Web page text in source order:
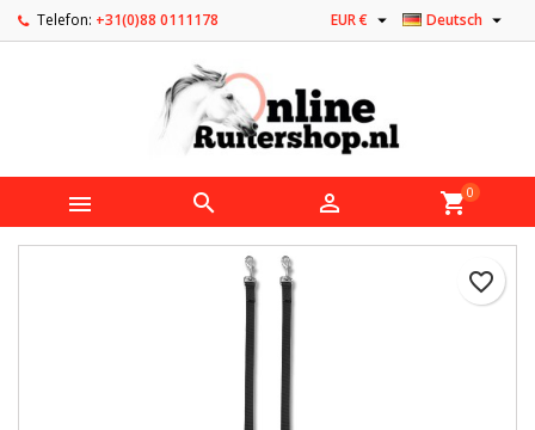
Telefon: +31(0)88 0111178 Deutsch 
EUR € 
   shopping_cart0
favorite_border